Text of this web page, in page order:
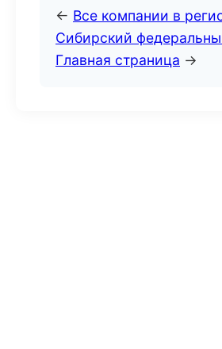
← Все компании в
Сибирский
Главная страница →